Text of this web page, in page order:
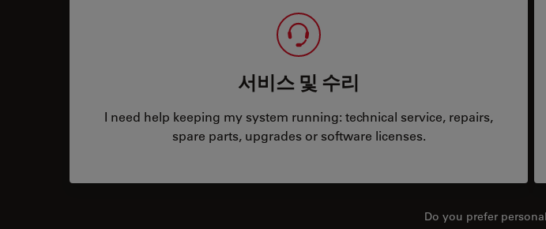
서비스 및 수리
I need help keeping my system running: technical service, repairs,
spare parts, upgrades or software licenses.
Do you prefer